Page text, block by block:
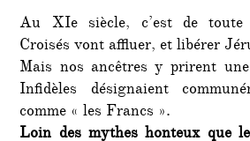
Au XIe siècle, c’est de toute
Croisés vont affluer, et libérer
Mais nos ancêtres y prirent
Infidèles désignaient
comme « les Francs ».
Loin des mythes honteux que